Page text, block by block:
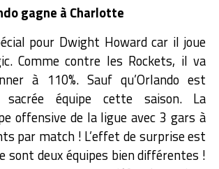
gagne à Charlotte
pour Dwight Howard car il joue
Comme contre les Rockets, il va
à 110%. Sauf qu’Orlando est
sacrée équipe cette saison. La
offensive de la ligue avec 3 gars à
par match ! L’effet de surprise est
sont deux équipes bien différentes !